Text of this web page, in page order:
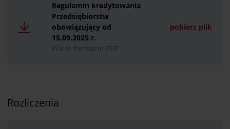
Regulamin kredytowania
Przedsiębiorstw
obowiązujący od
15.09.2025 r.
Plik w formacie PDF
pobierz plik
Rozliczenia